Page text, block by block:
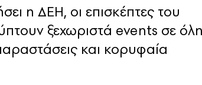
η ΔΕΗ, οι επισκέπτες του
ξεχωριστά events σε
και κορυφαία